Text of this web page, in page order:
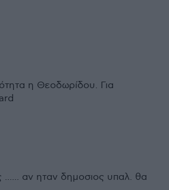
η Θεοδωρίδου. Για
...... αν ηταν δημοσιος υπαλ. θα